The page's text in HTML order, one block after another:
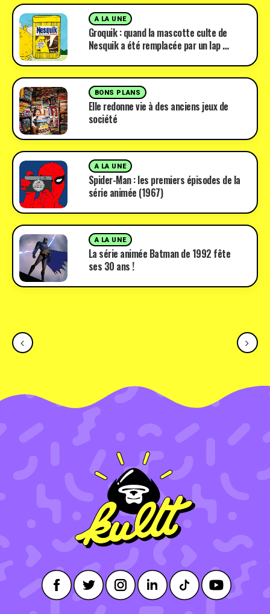
A LA UNE
Groquik : quand la mascotte culte de
Nesquik a été remplacée par un lap …
BONS PLANS
Elle redonne vie à des anciens jeux de
société
A LA UNE
Spider-Man : les premiers épisodes de la
série animée (1967)
A LA UNE
La série animée Batman de 1992 fête
ses 30 ans !